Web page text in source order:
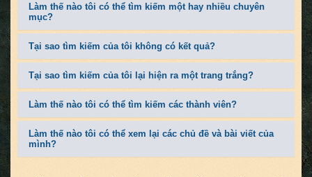
Làm thế nào tôi có thể tìm kiếm một hay nhiều chuyên
mục?
Tại sao tìm kiếm của tôi không có kết quả?
Tại sao tìm kiếm của tôi lại hiện ra một trang trắng?
Làm thế nào tôi có thể tìm kiếm các thành viên?
Làm thế nào tôi có thể xem lại các chủ đề và bài viết của
mình?